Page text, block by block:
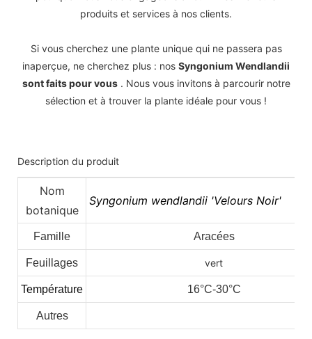
produits et services à nos clients.
Si vous cherchez une plante unique qui ne passera pas
inaperçue, ne cherchez plus : nos Syngonium Wendlandii
sont faits pour vous. Nous vous invitons à parcourir notre
sélection et à trouver la plante idéale pour vous !
Description du produit
Nom
botanique
Syngonium wendlandii 'Velours Noir'
Famille Aracées
Feuillages vert
Température 16°C-30°C
Autres